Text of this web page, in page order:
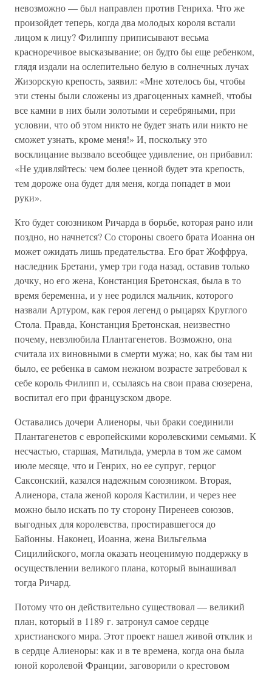
невозможно — был направлен против Генриха. Что же
произойдет теперь, когда два молодых короля встали
лицом к лицу? Филиппу приписывают весьма
красноречивое высказывание; он будто бы еще ребенком,
глядя издали на ослепительно белую в солнечных лучах
Жизорскую крепость, заявил: «Мне хотелось бы, чтобы
эти стены были сложены из драгоценных камней, чтобы
все камни в них были золотыми и серебряными, при
условии, что об этом никто не будет знать или никто не
сможет узнать, кроме меня!» И, поскольку это
восклицание вызвало всеобщее удивление, он прибавил:
«Не удивляйтесь: чем более ценной будет эта крепость,
тем дороже она будет для меня, когда попадет в мои
руки».
Кто будет союзником Ричарда в борьбе, которая рано или
поздно, но начнется? Со стороны своего брата Иоанна он
может ожидать лишь предательства. Его брат Жоффруа,
наследник Бретани, умер три года назад, оставив только
дочку, но его жена, Констанция Бретонская, была в то
время беременна, и у нее родился мальчик, которого
назвали Артуром, как героя легенд о рыцарях Круглого
Стола. Правда, Констанция Бретонская, неизвестно
почему, невзлюбила Плантагенетов. Возможно, она
считала их виновными в смерти мужа; но, как бы там ни
было, ее ребенка в самом нежном возрасте затребовал к
себе король Филипп и, ссылаясь на свои права сюзерена,
воспитал его при французском дворе.
Оставались дочери Алиеноры, чьи браки соединили
Плантагенетов с европейскими королевскими семьями. К
несчастью, старшая, Матильда, умерла в том же самом
июле месяце, что и Генрих, но ее супруг, герцог
Саксонский, казался надежным союзником. Вторая,
Алиенора, стала женой короля Кастилии, и через нее
можно было искать по ту сторону Пиренеев союзов,
выгодных для королевства, простиравшегося до
Байонны. Наконец, Иоанна, жена Вильгельма
Сицилийского, могла оказать неоценимую поддержку в
осуществлении великого плана, который вынашивал
тогда Ричард.
Потому что он действительно существовал — великий
план, который в 1189 г. затронул самое сердце
христианского мира. Этот проект нашел живой отклик и
в сердце Алиеноры: как и в те времена, когда она была
юной королевой Франции, заговорили о крестовом